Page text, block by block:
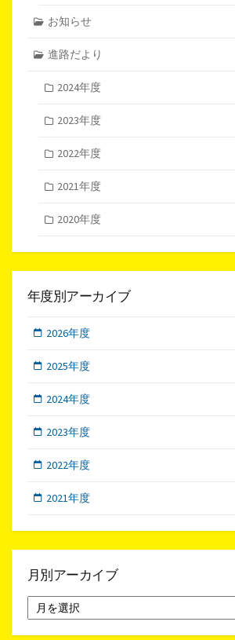
お知らせ
進路だより
2024年度
2023年度
2022年度
2021年度
2020年度
年度別アーカイブ
2026年度
2025年度
2024年度
2023年度
2022年度
2021年度
月別アーカイブ
別
ア